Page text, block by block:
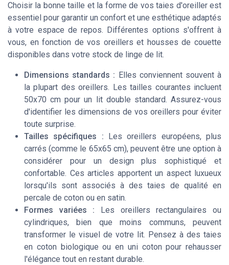
Choisir la bonne taille et la forme de vos taies d'oreiller est
essentiel pour garantir un confort et une esthétique adaptés
à votre espace de repos. Différentes options s'offrent à
vous, en fonction de vos oreillers et housses de couette
disponibles dans votre stock de linge de lit.
Dimensions standards : Elles conviennent souvent à
la plupart des oreillers. Les tailles courantes incluent
50x70 cm pour un lit double standard. Assurez-vous
d'identifier les dimensions de vos oreillers pour éviter
toute surprise.
Tailles spécifiques : Les oreillers européens, plus
carrés (comme le 65x65 cm), peuvent être une option à
considérer pour un design plus sophistiqué et
confortable. Ces articles apportent un aspect luxueux
lorsqu'ils sont associés à des taies de qualité en
percale de coton ou en satin.
Formes variées : Les oreillers rectangulaires ou
cylindriques, bien que moins communs, peuvent
transformer le visuel de votre lit. Pensez à des taies
en coton biologique ou en uni coton pour rehausser
l'élégance tout en restant durable.